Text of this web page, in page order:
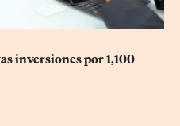
inversiones por 1,100